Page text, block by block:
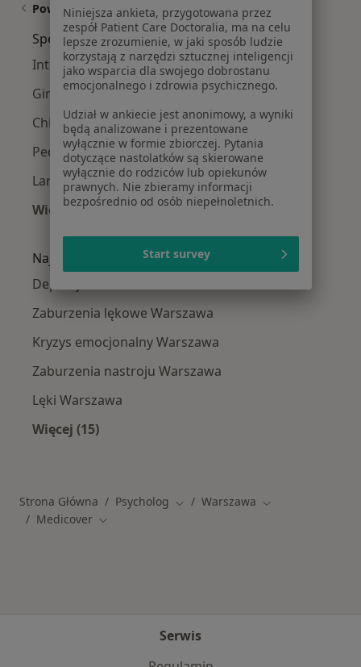
Powiązane wyszukiwania
Specjaliści w ramach Medicover
Interniści z Medicover w Warszawie
Ginekolodzy z Medicover w Warszawie
Chirurdzy z Medicover w Warszawie
Pediatrzy z Medicover w Warszawie
Laryngolodzy z Medicover w Warszawie
Więcej (15)
Najczęście leczone choroby
Depresja Warszawa
Zaburzenia lękowe Warszawa
Kryzys emocjonalny Warszawa
Zaburzenia nastroju Warszawa
Lęki Warszawa
Więcej (15)
Strona Główna Psycholog Zmień miasto
Warszawa Zmień miasto
Medicover Zmień miasto
Serwis
Niniejsza ankieta, przygotowana przez
zespół Patient Care Doctoralia, ma na celu
lepsze zrozumienie, w jaki sposób ludzie
korzystają z narzędzi sztucznej inteligencji
jako wsparcia dla swojego dobrostanu
emocjonalnego i zdrowia psychicznego.
Udział w ankiecie jest anonimowy, a wyniki
będą analizowane i prezentowane
wyłącznie w formie zbiorczej. Pytania
dotyczące nastolatków są skierowane
wyłącznie do rodziców lub opiekunów
prawnych. Nie zbieramy informacji
bezpośrednio od osób niepełnoletnich.
Start survey